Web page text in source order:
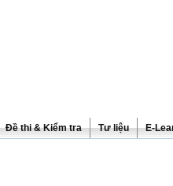
Đề thi & Kiểm tra Tư liệu E-